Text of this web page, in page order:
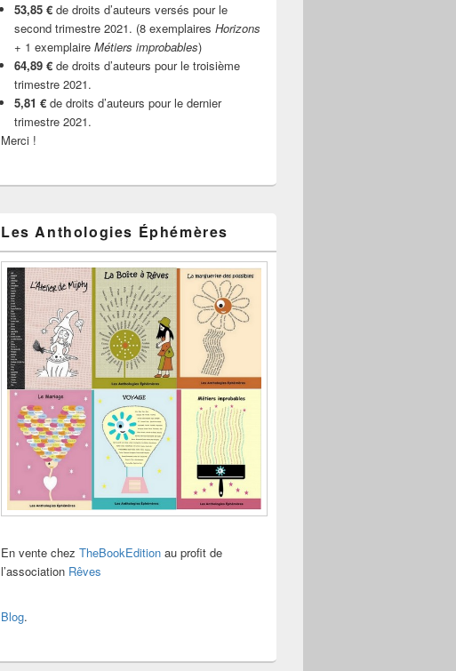
53,85 € de droits d’auteurs versés pour le
second trimestre 2021. (8 exemplaires Horizons
+ 1 exemplaire Métiers improbables)
64,89 € de droits d’auteurs pour le troisième
trimestre 2021.
5,81 € de droits d’auteurs pour le dernier
trimestre 2021.
Merci !
Les Anthologies Éphémères
En vente chez TheBookEdition au profit de
l’association Rêves
Blog.